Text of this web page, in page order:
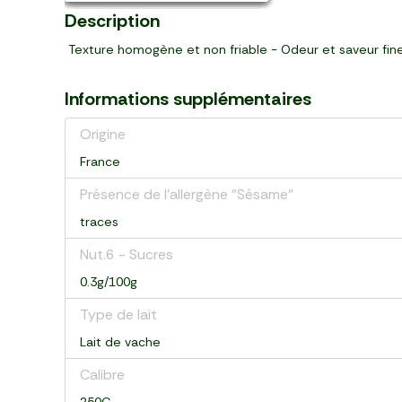
Description
Texture homogène et non friable - Odeur et saveur
Informations supplémentaires
Origine
France
Présence de l'allergène "Sésame"
traces
Nut.6 - Sucres
0.3g/100g
Type de lait
Lait de vache
Calibre